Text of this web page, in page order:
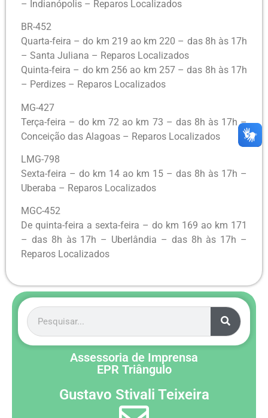
Assessoria de Imprensa
EPR Triângulo
Gustavo Stivali Teixeira
– Indianópolis – Reparos Localizados
BR-452
Quarta-feira – do km 219 ao km 220 – das 8h às 17h
– Santa Juliana – Reparos Localizados
Quinta-feira – do km 256 ao km 257 – das 8h às 17h
– Perdizes – Reparos Localizados
MG-427
Terça-feira – do km 72 ao km 73 – das 8h às 17h –
Conceição das Alagoas – Reparos Localizados
LMG-798
Sexta-feira – do km 14 ao km 15 – das 8h às 17h –
Uberaba – Reparos Localizados
MGC-452
De quinta-feira a sexta-feira – do km 169 ao km 171
– das 8h às 17h – Uberlândia – das 8h às 17h –
Reparos Localizados